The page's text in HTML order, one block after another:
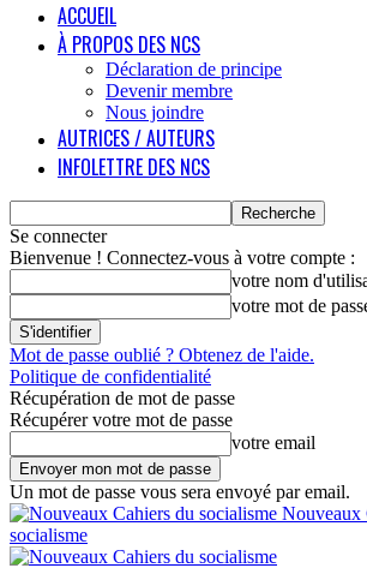
ACCUEIL
À PROPOS DES NCS
Déclaration de principe
Devenir membre
Nous joindre
AUTRICES / AUTEURS
INFOLETTRE DES NCS
Se connecter
Bienvenue ! Connectez-vous à votre compte :
votre nom
votre mot de
Mot de passe oublié ? Obtenez de l'aide.
Politique de confidentialité
Récupération de mot de passe
Récupérer votre mot de passe
votre email
Un mot de passe vous sera envoyé par email.
Nouveaux
socialisme